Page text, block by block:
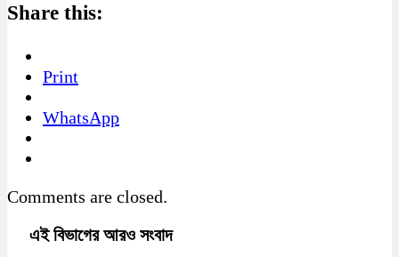
Share this:
Print
WhatsApp
Comments are closed.
এই বিভাগের আরও সংবাদ